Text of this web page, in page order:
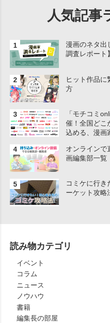
人気記事
漫画のネタ出
調査レポート】
ヒット作品に
方
「モチコミ
催！全国どこ
込める、漫画
オンラインで
画編集部一覧
コミケに行き
ーケット攻略
読み物カテゴリ
イベント
コラム
ニュース
ノウハウ
書籍
編集長の部屋